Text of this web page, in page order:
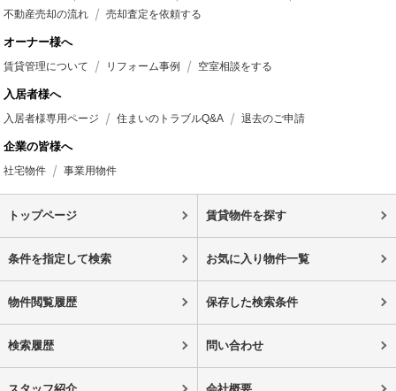
不動産売却の流れ
売却査定を依頼する
オーナー様へ
賃貸管理について リフォーム事例 空室相談をする
入居者様へ
入居者様専用ページ 住まいのトラブルQ&A 退去のご申請
企業の皆様へ
社宅物件 事業用物件
トップページ 賃貸物件を探す
条件を指定して検索 お気に入り物件一覧
物件閲覧履歴 保存した検索条件
検索履歴 問い合わせ